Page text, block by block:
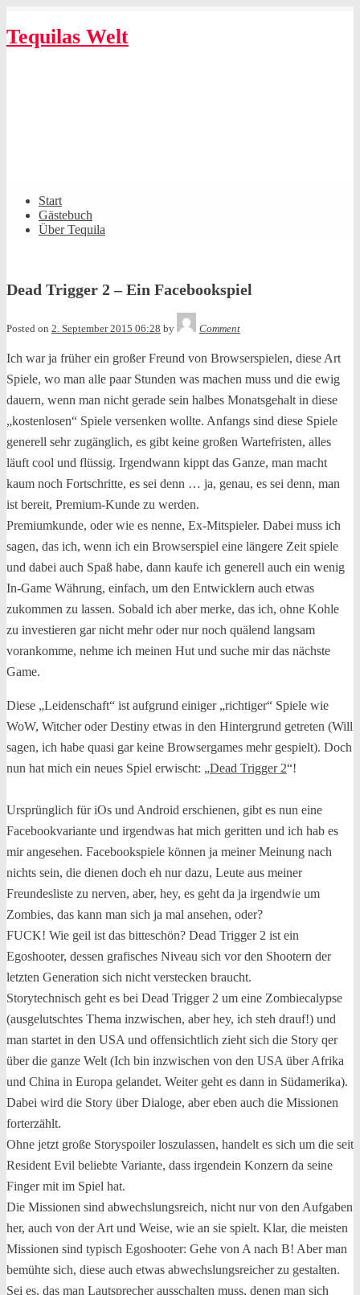
to
content
Tequilas Welt
Primary
Navigation
Start
Gästebuch
Über Tequila
Dead Trigger 2 – Ein Facebookspiel
Posted on 2. September 2015 06:28 by
Comment
Ich war ja früher ein großer Freund von Browserspielen, diese Art
Spiele, wo man alle paar Stunden was machen muss und die ewig
dauern, wenn man nicht gerade sein halbes Monatsgehalt in diese
„kostenlosen“ Spiele versenken wollte. Anfangs sind diese Spiele
generell sehr zugänglich, es gibt keine großen Wartefristen, alles
läuft cool und flüssig. Irgendwann kippt das Ganze, man macht
kaum noch Fortschritte, es sei denn … ja, genau, es sei denn, man
ist bereit, Premium-Kunde zu werden.
Premiumkunde, oder wie es nenne, Ex-Mitspieler. Dabei muss ich
sagen, das ich, wenn ich ein Browserspiel eine längere Zeit spiele
und dabei auch Spaß habe, dann kaufe ich generell auch ein wenig
In-Game Währung, einfach, um den Entwicklern auch etwas
zukommen zu lassen. Sobald ich aber merke, das ich, ohne Kohle
zu investieren gar nicht mehr oder nur noch quälend langsam
vorankomme, nehme ich meinen Hut und suche mir das nächste
Game.
Diese „Leidenschaft“ ist aufgrund einiger „richtiger“ Spiele wie
WoW, Witcher oder Destiny etwas in den Hintergrund getreten (Will
sagen, ich habe quasi gar keine Browsergames mehr gespielt). Doch
nun hat mich ein neues Spiel erwischt: „Dead Trigger 2“!
Ursprünglich für iOs und Android erschienen, gibt es nun eine
Facebookvariante und irgendwas hat mich geritten und ich hab es
mir angesehen. Facebookspiele können ja meiner Meinung nach
nichts sein, die dienen doch eh nur dazu, Leute aus meiner
Freundesliste zu nerven, aber, hey, es geht da ja irgendwie um
Zombies, das kann man sich ja mal ansehen, oder?
FUCK! Wie geil ist das bitteschön? Dead Trigger 2 ist ein
Egoshooter, dessen grafisches Niveau sich vor den Shootern der
letzten Generation sich nicht verstecken braucht.
Storytechnisch geht es bei Dead Trigger 2 um eine Zombiecalypse
(ausgelutschtes Thema inzwischen, aber hey, ich steh drauf!) und
man startet in den USA und offensichtlich zieht sich die Story qer
über die ganze Welt (Ich bin inzwischen von den USA über Afrika
und China in Europa gelandet. Weiter geht es dann in Südamerika).
Dabei wird die Story über Dialoge, aber eben auch die Missionen
forterzählt.
Ohne jetzt große Storyspoiler loszulassen, handelt es sich um die seit
Resident Evil beliebte Variante, dass irgendein Konzern da seine
Finger mit im Spiel hat.
Die Missionen sind abwechslungsreich, nicht nur von den Aufgaben
her, auch von der Art und Weise, wie an sie spielt. Klar, die meisten
Missionen sind typisch Egoshooter: Gehe von A nach B! Aber man
bemühte sich, diese auch etwas abwechslungsreicher zu gestalten.
Sei es, das man Lautsprecher ausschalten muss, denen man sich